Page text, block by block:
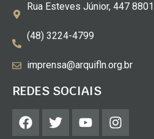
Rua Esteves Júnior, 447
(48) 3224-4799
imprensa@arquifln.org.br
REDES SOCIAIS